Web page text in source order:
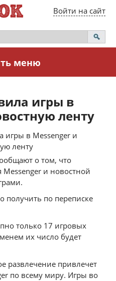
Войти на сайт
меню
игры в
ленту
о том, что
и новостной
получить по переписке
только 17 игровых
их число будет
развлечение привлечет
по всему миру. Игры во